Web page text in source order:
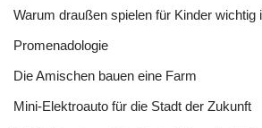
Warum draußen spielen für Kinder wichtig
Promenadologie
Die Amischen bauen eine Farm
Mini-Elektroauto für die Stadt der Zukunft